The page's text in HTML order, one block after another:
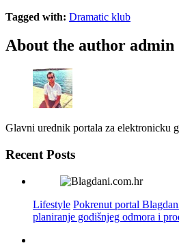
Tagged with: Dramatic klub
About the author admin
Glavni urednik portala za elektronicku
Recent Posts
Lifestyle Pokrenut portal
planiranje godišnjeg odmora i